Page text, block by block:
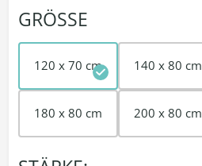
GRÖSSE
120 x 70 cm 140 x 80 cm
180 x 80 cm 200 x 80 cm